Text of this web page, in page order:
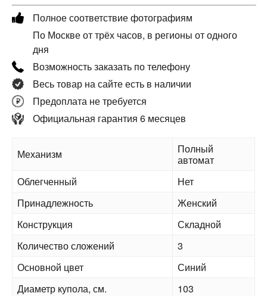
Полное соответствие фотографиям
По Москве от трёх часов, в регионы от одного
дня
Возможность заказать по телефону
Весь товар на сайте есть в наличии
Предоплата не требуется
Официальная гарантия 6 месяцев
Механизм
Полный
автомат
Облегченный
Нет
Принадлежность
Женский
Конструкция
Складной
Количество сложений
3
Основной цвет
Синий
Диаметр купола, см.
103